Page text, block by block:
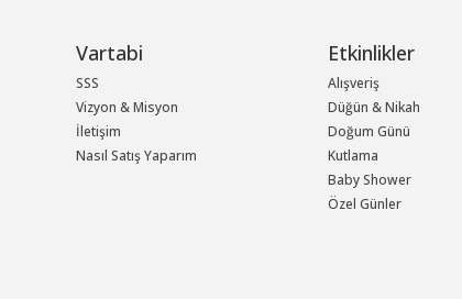
Vartabi
SSS
Vizyon & Misyon
İletişim
Nasıl Satış Yaparım
Etkinlikler
Alışveriş
Düğün & Nikah
Doğum Günü
Kutlama
Baby Shower
Özel Günler